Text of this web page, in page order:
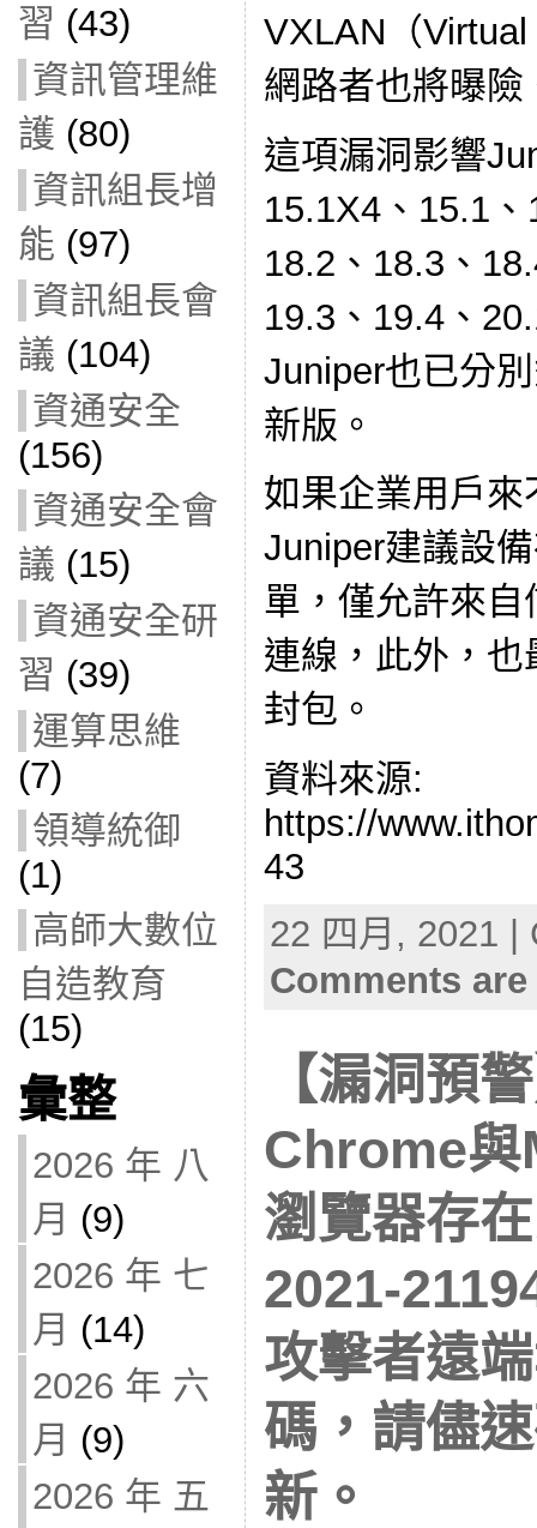
習 (43)
資訊管理維
護 (80)
資訊組長增
能 (97)
資訊組長會
議 (104)
資通安全
(156)
資通安全會
議 (15)
資通安全研
習 (39)
運算思維
(7)
領導統御
(1)
高師大數位
自造教育
(15)
彙整
2026 年 八
月 (9)
2026 年 七
月 (14)
2026 年 六
月 (9)
2026 年 五
VXLAN（
網路者也將曝險
這項漏洞影響
15.1X4、15.1
18.2、18.3、
19.3、19.4、
Juniper也已分
新版。
如果企業用戶
Juniper建議設
單，僅允許來
連線，此外，
封包。
資料來源:
https://
43
22 四月, 2021
Comments
【漏洞預
Chrome
瀏覽器存
2021-
攻擊者遠
碼，請儘
新。